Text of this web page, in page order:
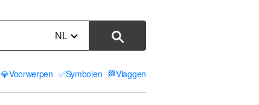
NL
💎Voorwerpen ✅Symbolen 🏁Vlaggen